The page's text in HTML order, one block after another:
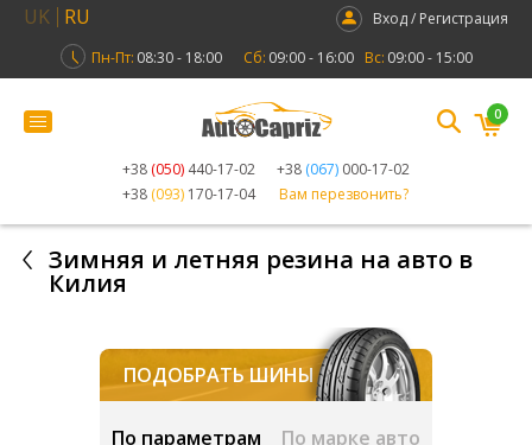
UK RU
Вход / Регистрация
Пн-Пт: 08:30 - 18:00 Сб: 09:00 - 16:00 Вс: 09:00 - 15:00
+38 (050) 440-17-02 +38 (067) 000-17-02
+38 (093) 170-17-04 Вам перезвонить?
0
Зимняя и летняя резина на авто в
Килия
ПОДОБРАТЬ ШИНЫ
По параметрам По марке авто